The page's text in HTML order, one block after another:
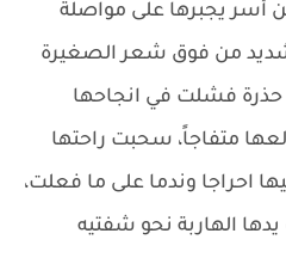
أسر يجبرها على مواصلة
من فوق شعر الصغيرة
حذرة فشلت في انجاحها
متفاجاً، سحبت راحتها
احراجا وندما على ما فعلت،
يدها الهاربة نحو شفتيه